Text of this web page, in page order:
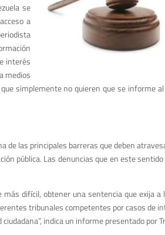
se
a
interés
medios
simplemente no quieren que se informe
de las principales barreras que deben
pública. Las denuncias que en este
más difícil, obtener una sentencia que exija
tribunales competentes por casos de
indica un informe presentado por